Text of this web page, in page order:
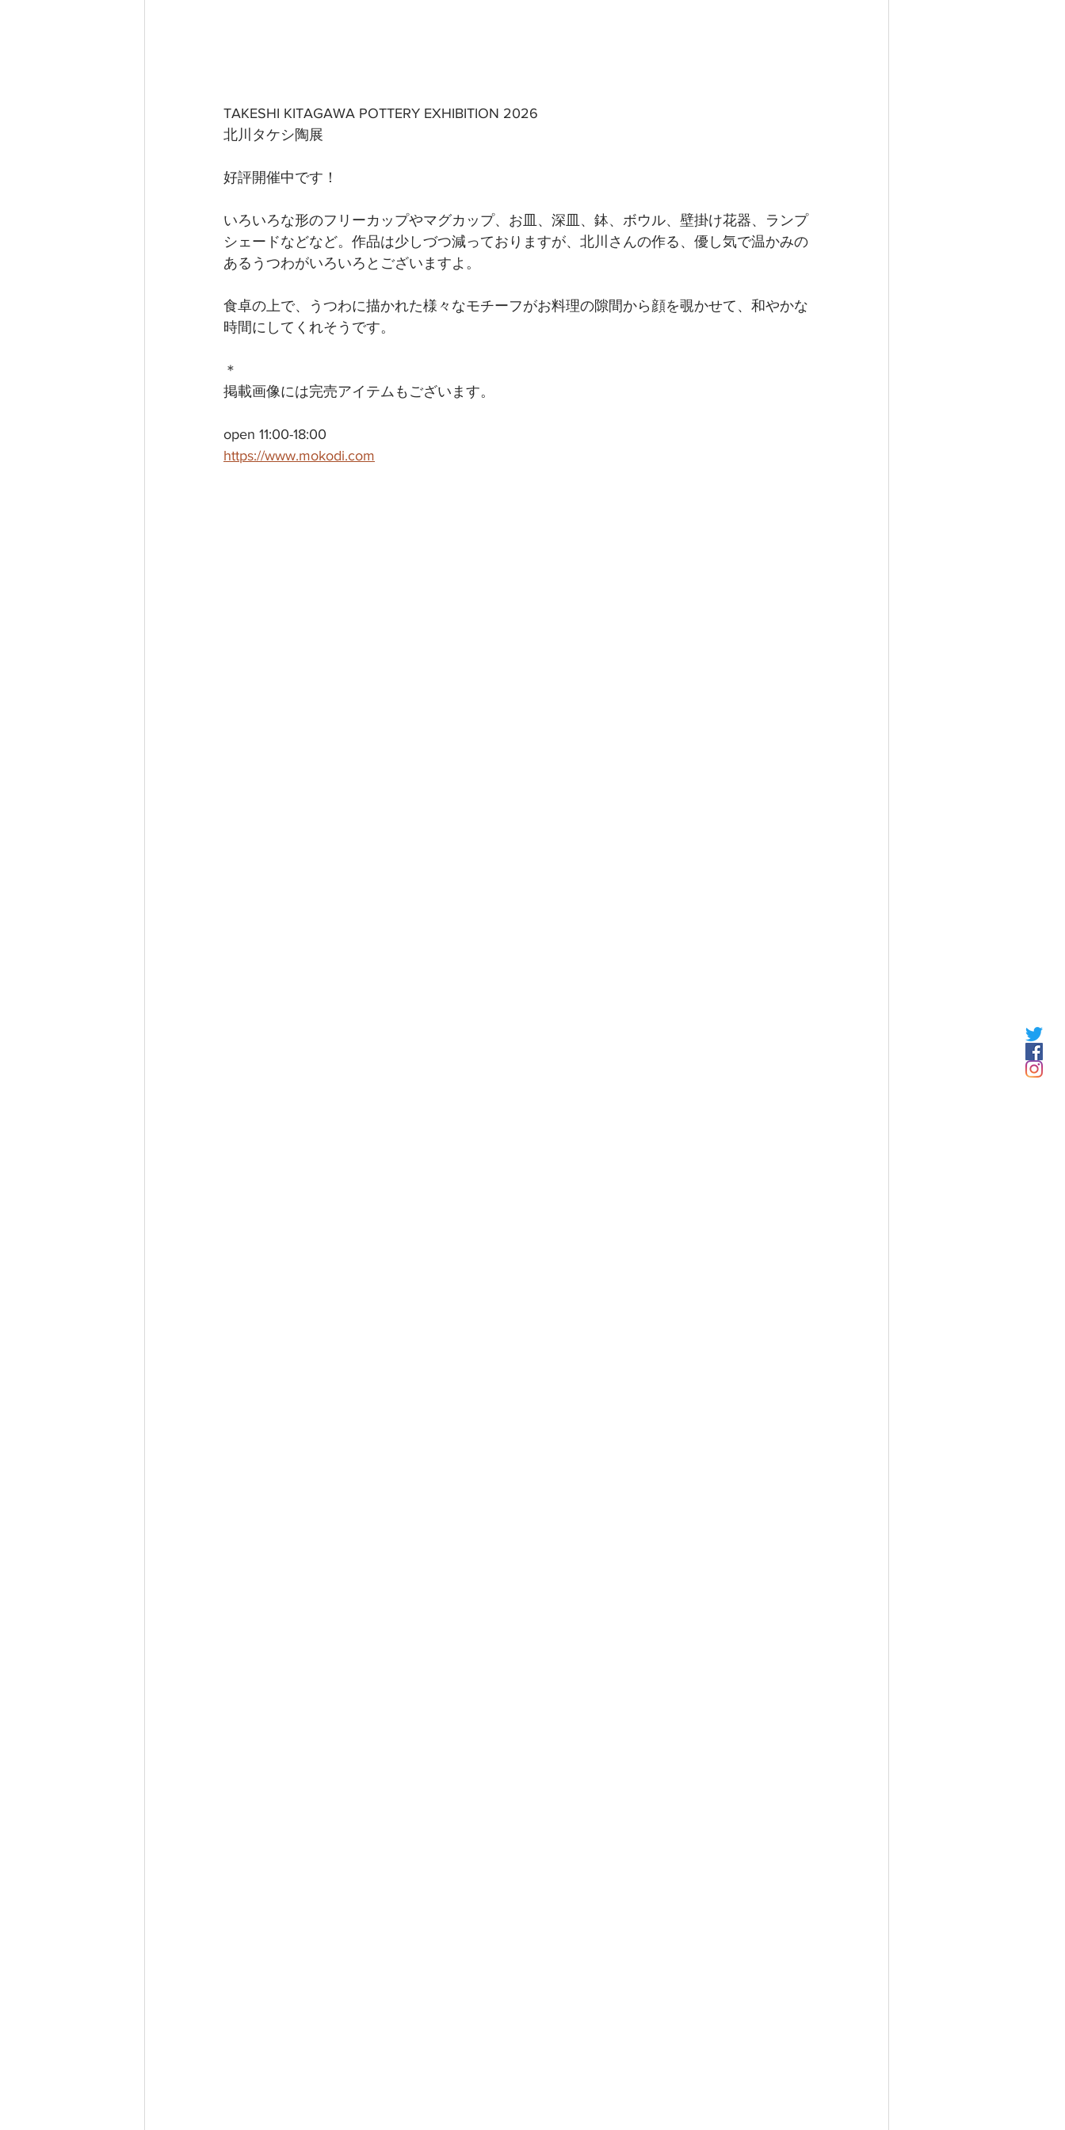
TAKESHI KITAGAWA POTTERY EXHIBITION 2026
北川タケシ陶展
好評開催中です！
いろいろな形のフリーカップやマグカップ、お皿、深皿、鉢、ボウル、壁掛け花器、ランプ
シェードなどなど。作品は少しづつ減っておりますが、北川さんの作る、優し気で温かみの
あるうつわがいろいろとございますよ。
食卓の上で、うつわに描かれた様々なモチーフがお料理の隙間から顔を覗かせて、和やかな
時間にしてくれそうです。
＊
掲載画像には完売アイテムもございます。
open 11:00-18:00
https://www.mokodi.com